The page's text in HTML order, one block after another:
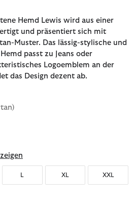
Hemd Lewis wird aus einer
und präsentiert sich mit
Muster. Das lässig-stylische und
passt zu Jeans oder
Logoemblem an der
das Design dezent ab.
L XL XXL